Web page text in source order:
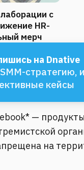
с
HR-
мерч
на Dnative
стратегию,
кейсы
—
на